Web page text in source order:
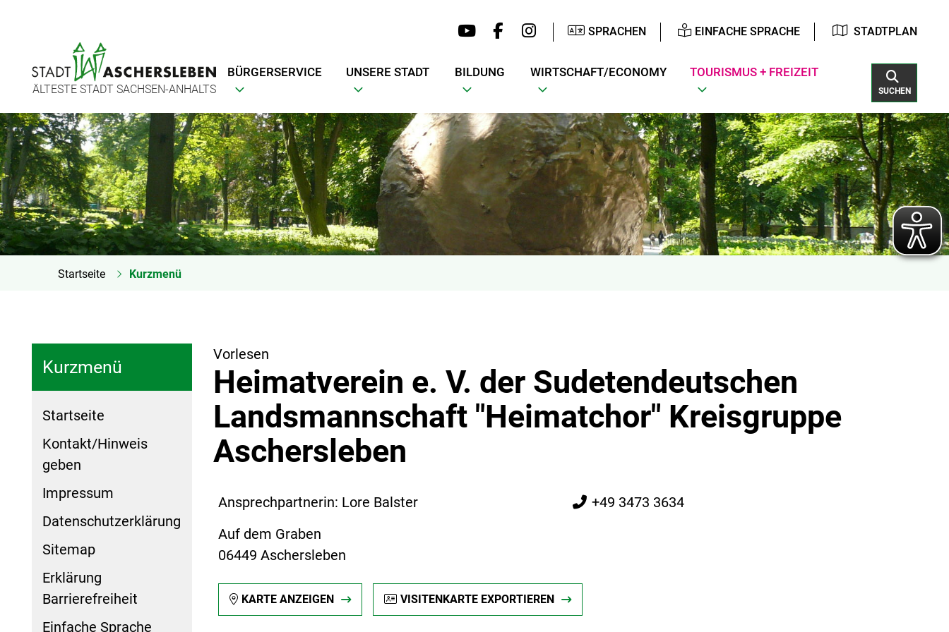
SPRACHEN EINFACHE SPRACHE STADTPLAN
ÄLTESTE STADT SACHSEN-ANHALTS
BÜRGERSERVICE UNSERE STADT BILDUNG WIRTSCHAFT/ECONOMY TOURISMUS + FREIZEIT
SUCHEN
Startseite Kurzmenü
Kurzmenü
Startseite
Kontakt/Hinweis
geben
Impressum
Datenschutzerklärung
Sitemap
Erklärung
Barrierefreiheit
Einfache Sprache
Vorlesen
Heimatverein e. V. der Sudetendeutschen
Landsmannschaft "Heimatchor" Kreisgruppe
Aschersleben
Ansprechpartnerin: Lore Balster
Auf dem Graben
06449 Aschersleben
+49 3473 3634
KARTE ANZEIGEN VISITENKARTE EXPORTIEREN